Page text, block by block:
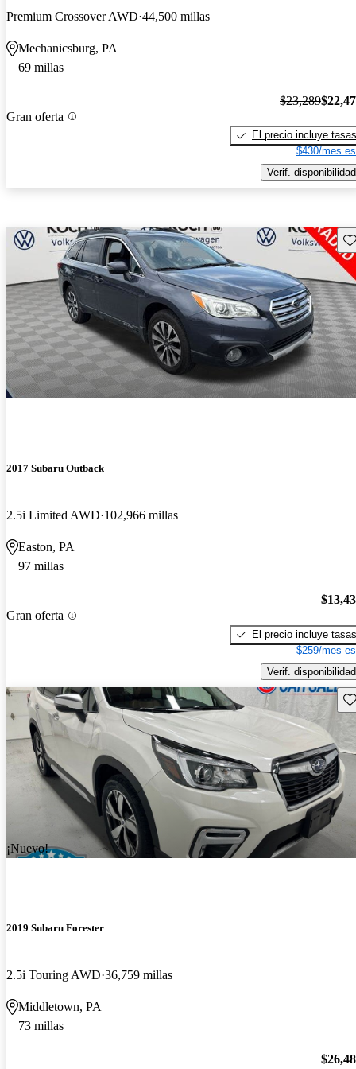
Premium Crossover AWD 44,500 millas
Mechanicsburg, PA
69 millas
Gran oferta
$23,289
El precio incluye tasas
$430/mes
Verif. disponibilidad
2017 Subaru Outback
2.5i Limited AWD 102,966 millas
Easton, PA
97 millas
Gran oferta
El precio incluye tasas
$259/mes
Verif. disponibilidad
¡Nuevo!
2019 Subaru Forester
2.5i Touring AWD 36,759 millas
Middletown, PA
73 millas